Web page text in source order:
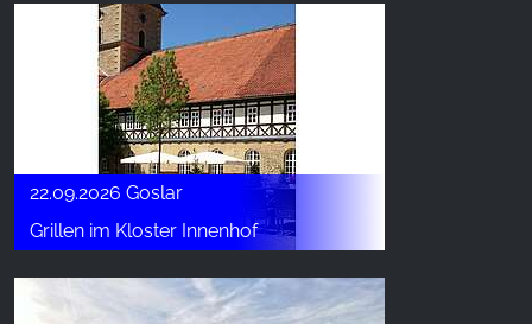
22.09.2026 Goslar
Grillen im Kloster Innenhof